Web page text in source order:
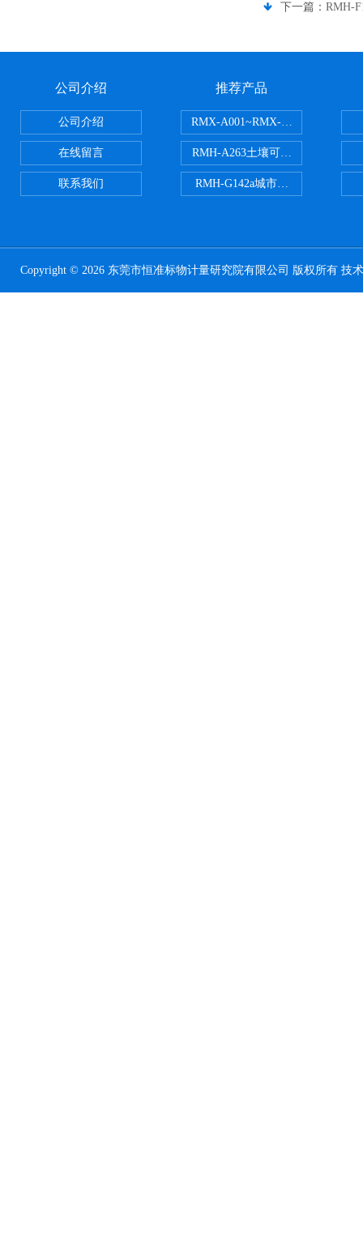
下一篇： RMH-
公司介绍
公司介绍
在线留言
联系我们
推荐产品
RMX-A001~RMX-A002丙烯酸涂
RMH-A263土壤可交换酸度分析标
RMH-G142a城市污水处理污泥中
Copyright © 2026 东莞市恒准标物计量研究院有限公司 版权所有 技